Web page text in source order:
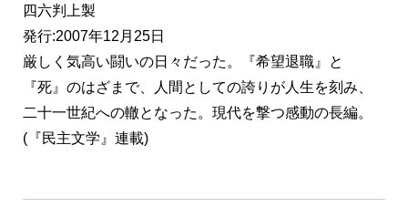
四六判上製
発行:2007年12月25日
厳しく気高い闘いの日々だった。『希望退職』と
『死』のはざまで、人間としての誇りが人生を刻み、
二十一世紀への轍となった。現代を撃つ感動の長編。
(『民主文学』連載)